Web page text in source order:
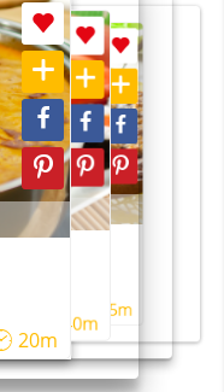
20m
40m
55m